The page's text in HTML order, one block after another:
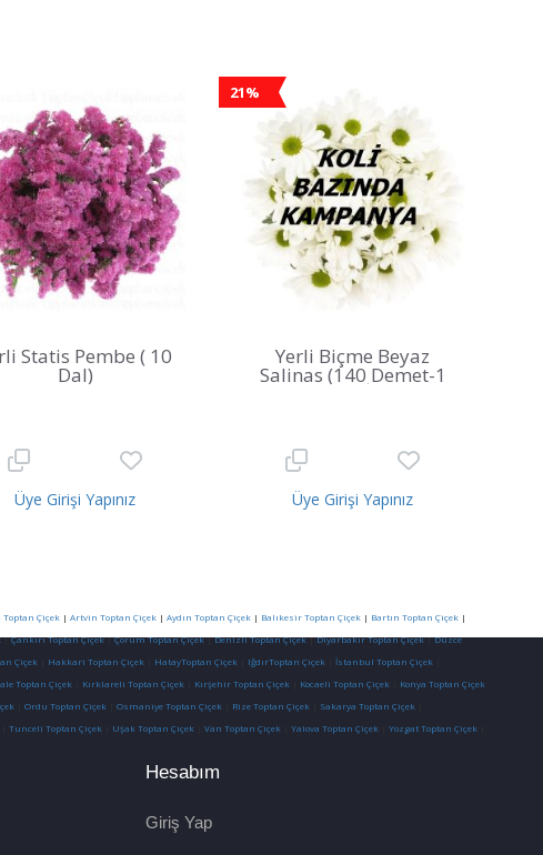
Statis Pembe ( 10
Dal)
Üye Girişi Yapınız
21%
Yerli Biçme Beyaz
Salinas (140 Demet-1
Üye Girişi Yapınız
Çiçek| Artvin Toptan Çiçek| Aydın Toptan Çiçek| Balıkesir Toptan Çiçek| Bartın Toptan Çiçek|
|Çankırı Toptan Çiçek|Çorum Toptan Çiçek|Denizli Toptan Çiçek|Diyarbakır Toptan Çiçek|Düzce
Çiçek Hakkari Toptan Çiçek HatayToptan Çiçek IğdırToptan Çiçek İstanbul Toptan Çiçek
Toptan Çiçek Kırklareli Toptan Çiçek Kırşehir Toptan Çiçek Kocaeli Toptan Çiçek
Konya Toptan Çiçek
Ordu Toptan Çiçek Osmaniye Toptan Çiçek Rize Toptan Çiçek Sakarya Toptan Çiçek
Tunceli Toptan Çiçek Uşak Toptan Çiçek Van Toptan Çiçek Yalova Toptan Çiçek Yozgat Toptan Çiçek
Hesabım
Giriş Yap